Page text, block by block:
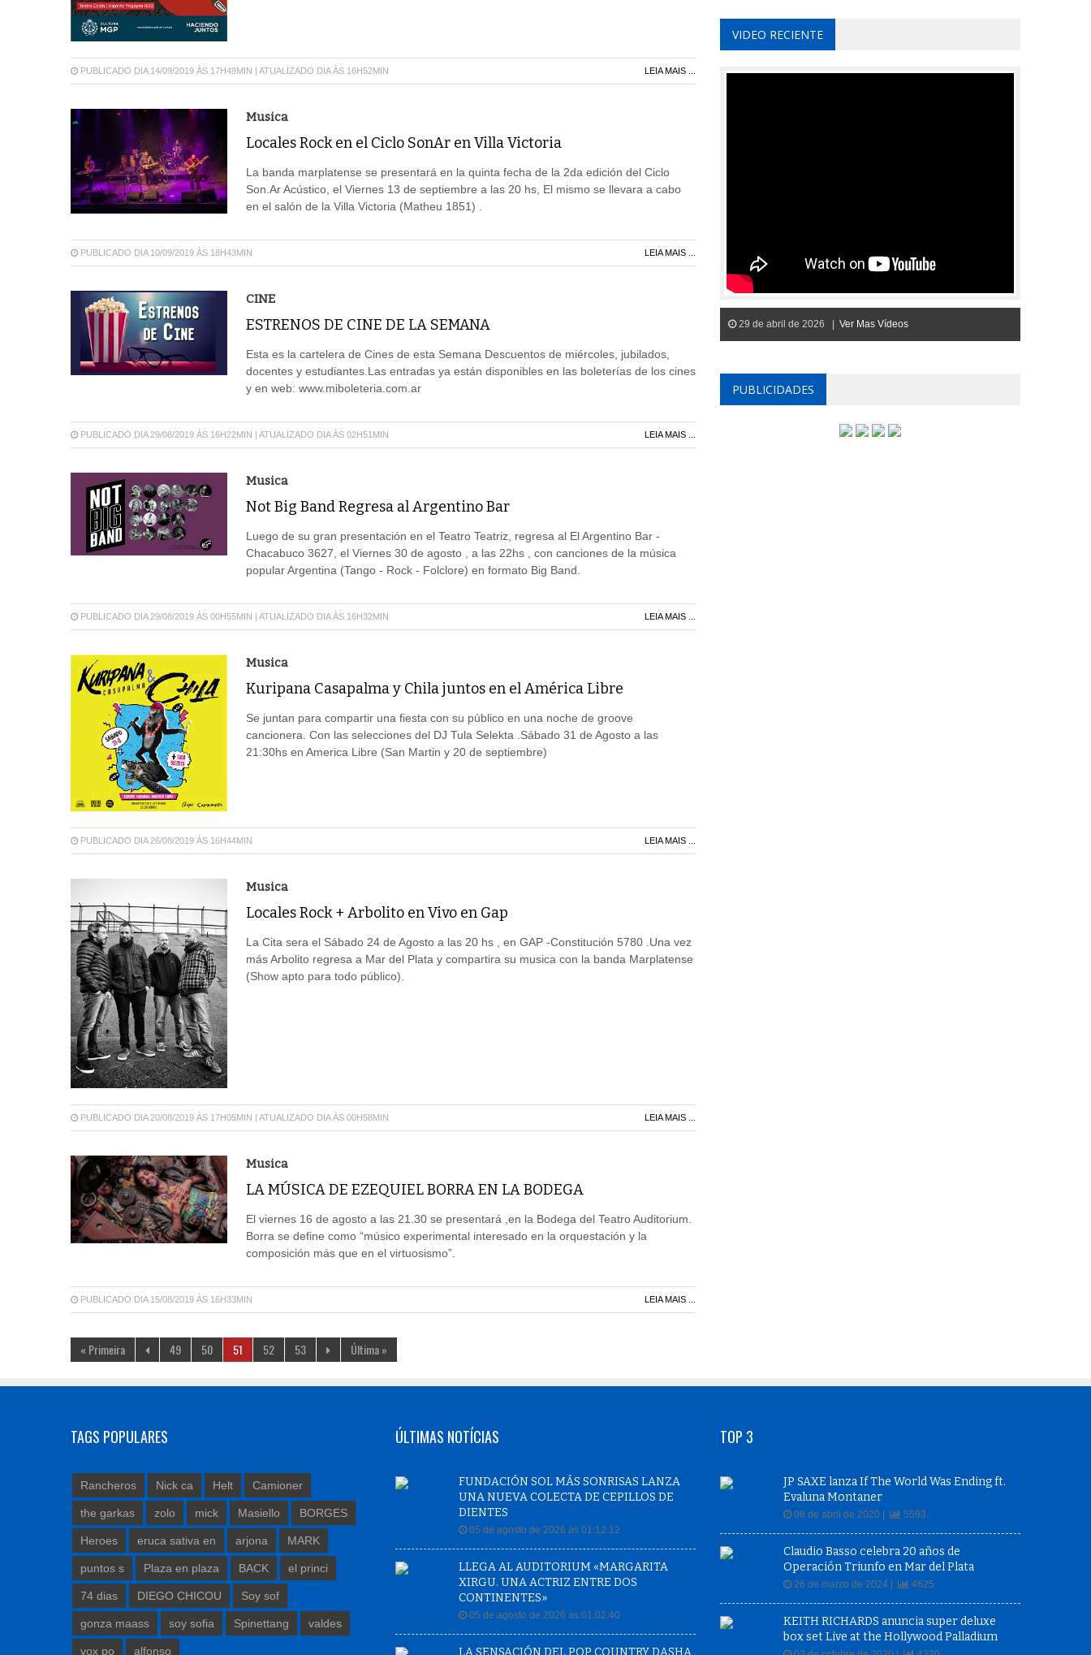
PUBLICADO DIA 14/09/2019 ÀS 17H49MIN | ATUALIZADO DIA ÀS 16H52MIN LEIA MAIS ...
Musica
Locales Rock en el Ciclo SonAr en Villa Victoria
La banda marplatense se presentará en la quinta fecha de la 2da edición del Ciclo
Son.Ar Acústico, el Viernes 13 de septiembre a las 20 hs, El mismo se llevara a cabo
en el salón de la Villa Victoria (Matheu 1851) .
PUBLICADO DIA 10/09/2019 ÀS 18H43MIN LEIA MAIS ...
CINE
ESTRENOS DE CINE DE LA SEMANA
Esta es la cartelera de Cines de esta Semana Descuentos de miércoles, jubilados,
docentes y estudiantes.Las entradas ya están disponibles en las boleterías de los cines
y en web: www.miboleteria.com.ar
PUBLICADO DIA 29/08/2019 ÀS 16H22MIN | ATUALIZADO DIA ÀS 02H51MIN LEIA MAIS ...
Musica
Not Big Band Regresa al Argentino Bar
Luego de su gran presentación en el Teatro Teatriz, regresa al El Argentino Bar -
Chacabuco 3627, el Viernes 30 de agosto , a las 22hs , con canciones de la música
popular Argentina (Tango - Rock - Folclore) en formato Big Band.
PUBLICADO DIA 29/08/2019 ÀS 00H55MIN | ATUALIZADO DIA ÀS 16H32MIN LEIA MAIS ...
Musica
Kuripana Casapalma y Chila juntos en el América Libre
Se juntan para compartir una fiesta con su público en una noche de groove
cancionera. Con las selecciones del DJ Tula Selekta .Sábado 31 de Agosto a las
21:30hs en America Libre (San Martin y 20 de septiembre)
PUBLICADO DIA 26/08/2019 ÀS 16H44MIN LEIA MAIS ...
Musica
Locales Rock + Arbolito en Vivo en Gap
La Cita sera el Sábado 24 de Agosto a las 20 hs , en GAP -Constitución 5780 .Una vez
más Arbolito regresa a Mar del Plata y compartira su musica con la banda Marplatense
(Show apto para todo público).
PUBLICADO DIA 20/08/2019 ÀS 17H05MIN | ATUALIZADO DIA ÀS 00H58MIN LEIA MAIS ...
Musica
LA MÚSICA DE EZEQUIEL BORRA EN LA BODEGA
El viernes 16 de agosto a las 21.30 se presentará ,en la Bodega del Teatro Auditorium.
Borra se define como “músico experimental interesado en la orquestación y la
composición más que en el virtuosismo”.
PUBLICADO DIA 15/08/2019 ÀS 16H33MIN LEIA MAIS ...
« Primeira 49 50 51 52 53 Última »
VIDEO RECIENTE
29 de abril de 2026 | Ver Mas Vídeos
PUBLICIDADES
TAGS POPULARES
Rancheros Nick ca Helt Camioner
the garkas zolo mick Masiello BORGES
Heroes eruca sativa en arjona MARK
puntos s Plaza en plaza BACK el princi
74 dias DIEGO CHICOU Soy sof
gonza maass soy sofia Spinettang valdes
vox po alfonso
ÚLTIMAS NOTÍCIAS
FUNDACIÓN SOL MÁS SONRISAS LANZA
UNA NUEVA COLECTA DE CEPILLOS DE
DIENTES
05 de agosto de 2026 às 01:12:12
LLEGA AL AUDITORIUM «MARGARITA
XIRGU. UNA ACTRIZ ENTRE DOS
CONTINENTES»
05 de agosto de 2026 às 01:02:40
LA SENSACIÓN DEL POP COUNTRY DASHA
TOP 3
JP SAXE lanza If The World Was Ending ft.
Evaluna Montaner
08 de abril de 2020 | 5593
Claudio Basso celebra 20 años de
Operación Triunfo en Mar del Plata
26 de marzo de 2024 | 4625
KEITH RICHARDS anuncia super deluxe
box set Live at the Hollywood Palladium